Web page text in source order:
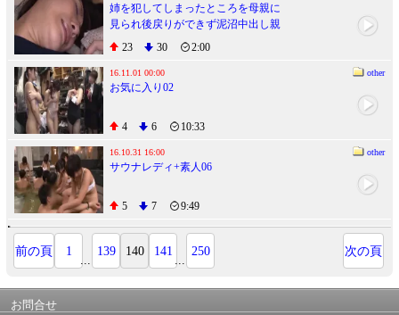
姉を犯してしまったところを母親に
見られ後戻りができず泥沼中出し親
子丼
23 30 2:00
16.11.01 00:00 other
お気に入り02
4 6 10:33
16.10.31 16:00 other
サウナレディ+素人06
5 7 9:49
前の頁 1
...
139 140 141
...
250 次の頁
お問合せ